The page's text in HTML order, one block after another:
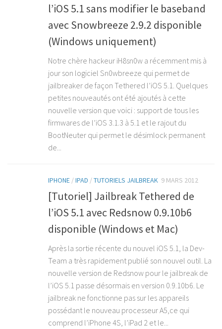
l’iOS 5.1 sans modifier le baseband
avec Snowbreeze 2.9.2 disponible
(Windows uniquement)
Notre chère hackeur iH8sn0w a récemment mis à
jour son logiciel Sn0wbreeze qui permet de
jailbreaker de façon Tethered l’iOS 5.1. Quelques
petites nouveautés ont été ajoutés à cette
nouvelle version que voici : support de tous les
firmwares de l’iOS 3.1.3 à 5.1 et le rajout du
BootNeuter qui permet le désimlock permanent
de...
IPHONE /IPAD /TUTORIELS JAILBREAK 9 MARS 2012
[Tutoriel] Jailbreak Tethered de
l’iOS 5.1 avec Redsnow 0.9.10b6
disponible (Windows et Mac)
Après la sortie récente du nouvel iOS 5.1, la Dev-
Team a très rapidement publié son nouvel outil. La
nouvelle version de Redsnow pour le jailbreak de
l’iOS 5.1 passe désormais en version 0.9.10b6. Le
jailbreak ne fonctionne pas sur les appareils
possédant le nouveau processeur A5,ce qui
comprend l’iPhone 4S, l’iPad 2 et le...